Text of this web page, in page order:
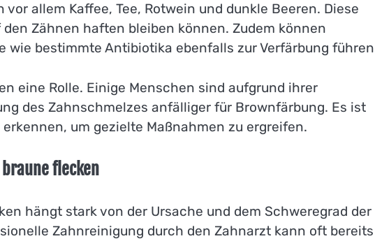
allem Kaffee, Tee, Rotwein und dunkle Beeren. Diese
Zähnen haften bleiben können. Zudem können
wie bestimmte Antibiotika ebenfalls zur Verfärbung
eine Rolle. Einige Menschen sind aufgrund ihrer
des Zahnschmelzes anfälliger für Brownfärbung. Es ist
um gezielte Maßnahmen zu ergreifen.
flecken
hängt stark von der Ursache und dem Schweregrad der
Zahnreinigung durch den Zahnarzt kann oft bereits